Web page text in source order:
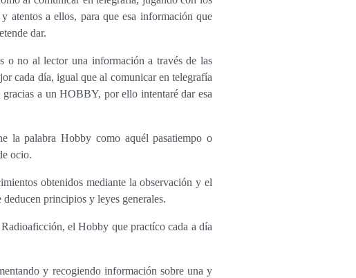
atentos a ellos, para que esa información que
dar.
o no al lector una información a través de las
cada día, igual que al comunicar en telegrafía
a un HOBBY, por ello intentaré dar esa
la palabra Hobby como aquél pasatiempo o
ocio.
obtenidos mediante la observación y el
principios y leyes generales.
el Hobby que practíco cada a día
y recogiendo información sobre una y